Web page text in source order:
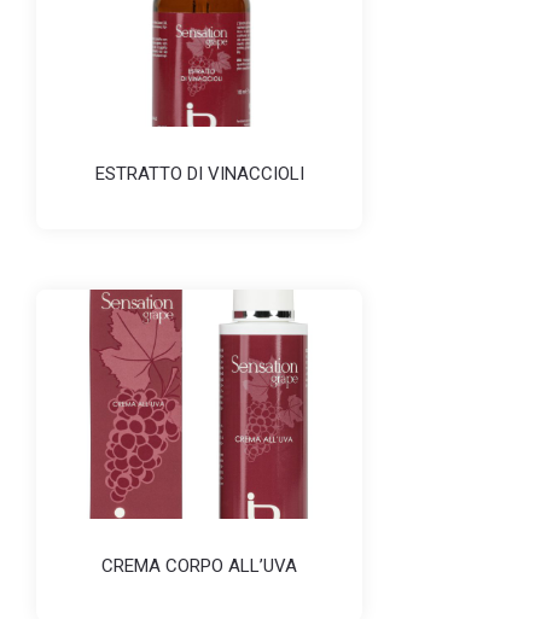
ESTRATTO DI VINACCIOLI
CREMA CORPO ALL’UVA